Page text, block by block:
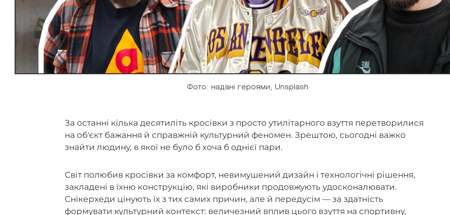
Фото: надані героями, Unsplash
За останні кілька десятиліть кросівки з просто утилітарного взуття перетворилися
на об'єкт бажання й справжній культурний феномен. Зрештою, сьогодні важко
знайти людину, в якої не було б хоча б однієї пари.
Світ полюбив кросівки за комфорт, невимушений дизайн і технологічні рішення,
закладені в їхню конструкцію, які виробники продовжують удосконалювати.
Снікерхеди цінують їх з тих самих причин, але й передусім — за здатність
формувати культурний контекст: величезний вплив цього взуття на спортивну,